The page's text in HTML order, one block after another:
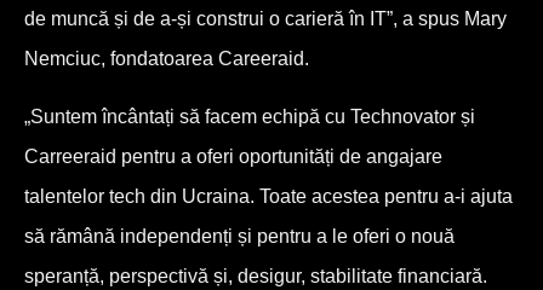
de muncă și de a-și construi o carieră în IT”, a spus Mary
Nemciuc, fondatoarea Careeraid.
„Suntem încântați să facem echipă cu Technovator și
Carreeraid pentru a oferi oportunități de angajare
talentelor tech din Ucraina. Toate acestea pentru a-i ajuta
să rămână independenți și pentru a le oferi o nouă
speranță, perspectivă și, desigur, stabilitate financiară.